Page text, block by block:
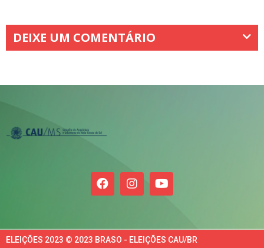
DEIXE UM COMENTÁRIO
ELEIÇÕES 2023 © 2023 BRASO - ELEIÇÕES CAU/BR